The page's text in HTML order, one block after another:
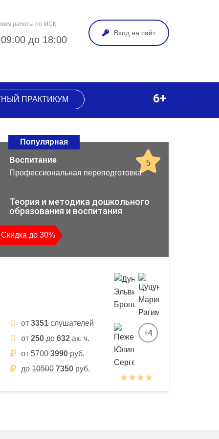
работы по МСК
до 18:00
Вход на сайт
ПРАКТИКУМ 6+
Популярная
5
Воспитание
Профессиональная переподготовка
Теория и методика дошкольного
образования и воспитания
Скидка до 30%
от 3351 слушателей
от 250 до 632 ак. ч.
от 5700 3990 руб.
до 10500 7350 руб.
+4